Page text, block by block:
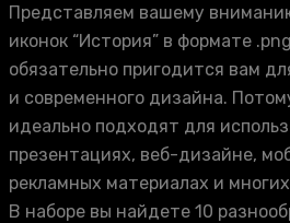
Представляем вашему
иконок “История” в формате
обязательно пригодится вам
и современного дизайна.
идеально подходят для
презентациях, веб-дизайне,
рекламных материалах и
В наборе вы найдете 10